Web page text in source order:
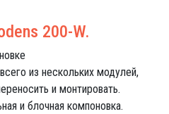
200-W.
из нескольких модулей,
и монтировать.
и блочная компоновка.